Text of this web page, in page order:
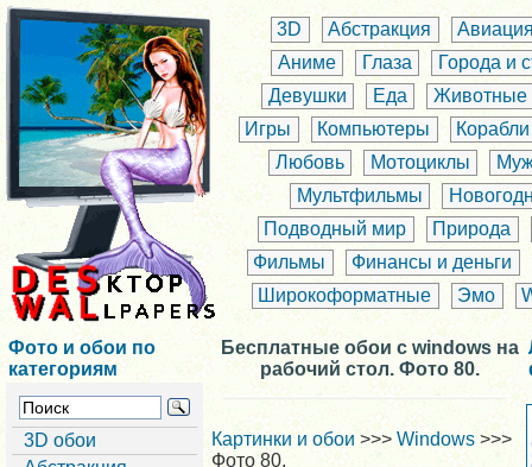
3D Абстракция
Аниме
Глаза
Города и
Девушки
Еда
Животные
Игры
Компьютеры
Корабли
Любовь
Мотоциклы
Мультфильмы
Подводный мир
Природа
Фильмы
Финансы и деньги
Широкоформатные
Эмо
Фото и обои по
категориям
3D обои
Бесплатные обои с windows на
рабочий стол. Фото 80.
Картинки и обои >>> Windows >>>
Фото 80.